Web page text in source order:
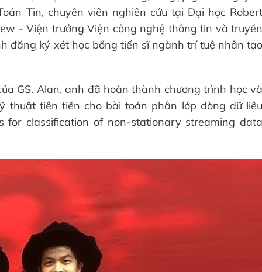
Tin, chuyên viên nghiên cứu tại Đại học Robert
- Viện trưởng Viện công nghệ thông tin và truyền
đăng ký xét học bổng tiến sĩ ngành trí tuệ nhân tạo
GS. Alan, anh đã hoàn thành chương trình học và
thuật tiên tiến cho bài toán phân lớp dòng dữ liệu
for classification of non-stationary streaming data